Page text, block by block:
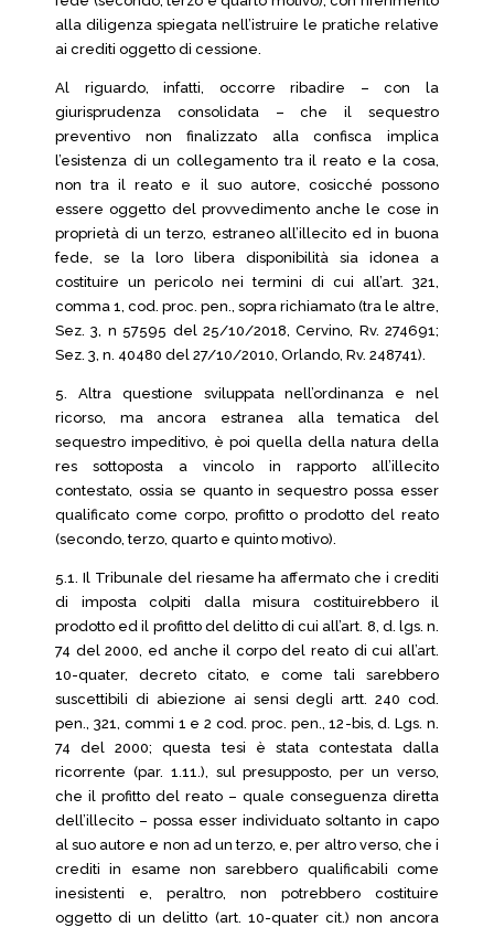
alla diligenza spiegata nell’istruire le pratiche relative
ai crediti oggetto di cessione.
Al riguardo, infatti, occorre ribadire – con la
giurisprudenza consolidata – che il sequestro
preventivo non finalizzato alla confisca implica
l’esistenza di un collegamento tra il reato e la cosa,
non tra il reato e il suo autore, cosicché possono
essere oggetto del provvedimento anche le cose in
proprietà di un terzo, estraneo all’illecito ed in buona
fede, se la loro libera disponibilità sia idonea a
costituire un pericolo nei termini di cui all’art. 321,
comma 1, cod. proc. pen., sopra richiamato (tra le altre,
Sez. 3, n 57595 del 25/10/2018, Cervino, Rv. 274691;
Sez. 3, n. 40480 del 27/10/2010, Orlando, Rv. 248741).
5. Altra questione sviluppata nell’ordinanza e nel
ricorso, ma ancora estranea alla tematica del
sequestro impeditivo, è poi quella della natura della
res sottoposta a vincolo in rapporto all’illecito
contestato, ossia se quanto in sequestro possa esser
qualificato come corpo, profitto o prodotto del reato
(secondo, terzo, quarto e quinto motivo).
5.1. Il Tribunale del riesame ha affermato che i crediti
di imposta colpiti dalla misura costituirebbero il
prodotto ed il profitto del delitto di cui all’art. 8, d. lgs. n.
74 del 2000, ed anche il corpo del reato di cui all’art.
10-quater, decreto citato, e come tali sarebbero
suscettibili di abiezione ai sensi degli artt. 240 cod.
pen., 321, commi 1 e 2 cod. proc. pen., 12-bis, d. Lgs. n.
74 del 2000; questa tesi è stata contestata dalla
ricorrente (par. 1.11.), sul presupposto, per un verso,
che il profitto del reato – quale conseguenza diretta
dell’illecito – possa esser individuato soltanto in capo
al suo autore e non ad un terzo, e, per altro verso, che i
crediti in esame non sarebbero qualificabili come
inesistenti e, peraltro, non potrebbero costituire
oggetto di un delitto (art. 10-quater cit.) non ancora